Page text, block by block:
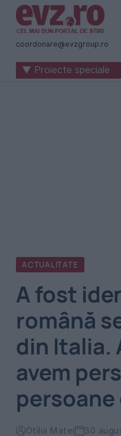
Știri
naționale
internaționale
coordonare@evzgroup.ro
▼ Proiecte speciale
ACTUALITATE
A fost
română
din Italia.
avem
Otilia Matei 30